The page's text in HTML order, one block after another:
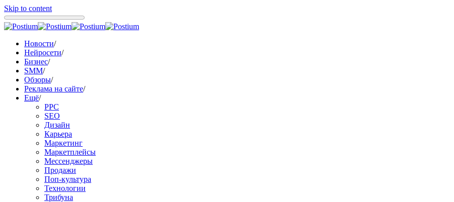
Skip to content
Новости/
Нейросети/
Бизнес/
SMM/
Обзоры/
Реклама на сайте/
Ещё/
PPC
SEO
Дизайн
Карьера
Маркетинг
Маркетплейсы
Мессенджеры
Продажи
Поп-культура
Технологии
Трибуна